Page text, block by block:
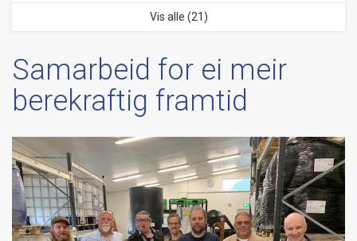
Besøk frå Vågen Barnehage
Besøk av Navy Vocalis Shantykor
Besøk frå Nederland
Gode tilbud i fabrikkutsalget [utgått]
Nytt skuleår og nye unge medarbeidarar
Vis alle (21)
Samarbeid for ei meir
berekraftig framtid